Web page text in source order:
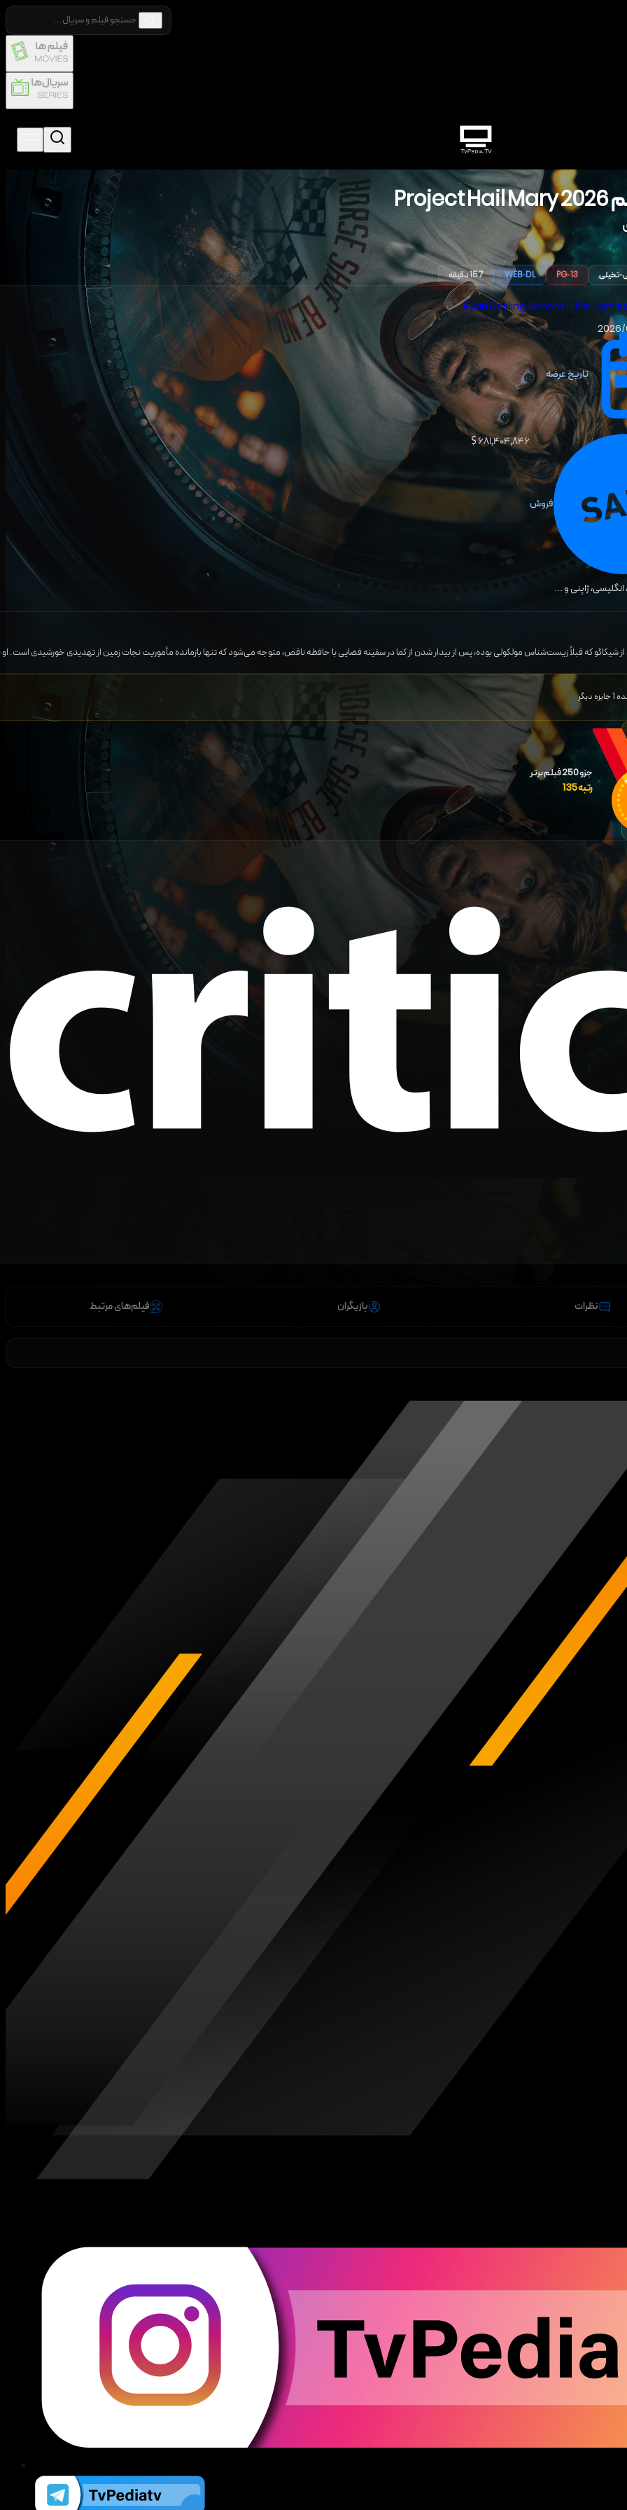
2026
Project Hail Mary
تخیلی PG-13
WEB-DL 157 دقیقه
Ryan Gosling،Sandra Hüller،
تاریخ عرضه
فروش
۶۸۱٬۴۰۴٬۸۴۶ $
ژاپنیو ...
شیکاگو که قبلاً زیست‌شناس مولکولی بوده، پس از بیدار شدن از کما در سفینه فضایی با حافظه ناقص، متوجه می‌شود که تنها بازمانده مأموریت نجات زمین از تهدیدی خورشیدی
جزو 250 فیلم برتر
رتبه135
نظرات بازیگران فیلم‌های مرتبط